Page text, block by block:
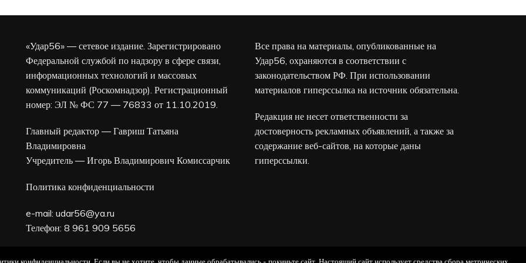
«Удар56» — сетевое издание. Зарегистрировано
Федеральной службой по надзору в сфере связи,
информационных технологий и массовых
коммуникаций (Роскомнадзор). Регистрационный
номер: ЭЛ № ФС 77 — 76833 от 11.10.2019.
Главный редактор — Гавриш Татьяна
Владимировна
Учредитель — Игорь Владимирович Комиссарчик
Политика конфиденциальности
e-mail: udar56@ya.ru
Телефон: 8 961 909 5656
Все права на материалы, опубликованные на
Удар56, охраняются в соответствии с
законодательством РФ. При использовании
материалов гиперссылка на источник обязательна.
Редакция не несет ответственности за
достоверность рекламных объявлений, а также за
содержание веб-сайтов, на которые даны
гиперссылки.